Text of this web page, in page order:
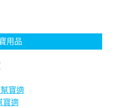
用品
寶適
寶適